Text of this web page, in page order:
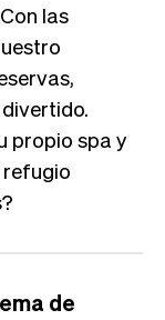
las
propio spa y
de